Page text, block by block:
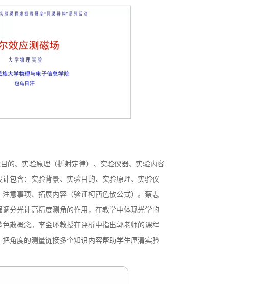
的、实验原理（折射定律）、实验仪器、实验内容
包含：实验背景、实验目的、实验原理、实验仪
意事项、拓展内容（验证柯西色散公式）。蔡志
分光计高精度测角的作用，在教学中体现光学的
散概念。李金环教授在评析中指出郭老师的课程
角度的测量链接多个知识内容帮助学生厘清实验